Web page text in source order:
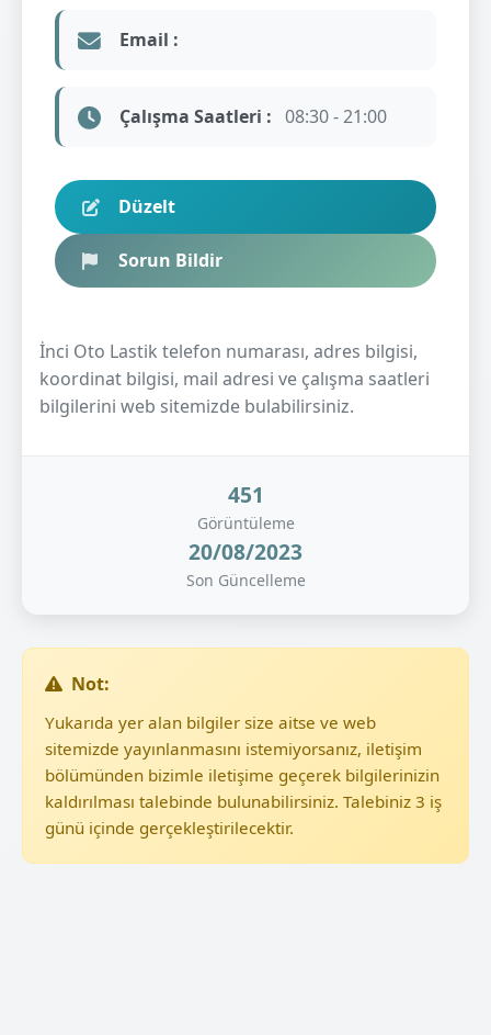
Email :
Çalışma Saatleri : 08:30 - 21:00
Düzelt
Sorun Bildir
İnci Oto Lastik telefon numarası, adres bilgisi,
koordinat bilgisi, mail adresi ve çalışma saatleri
bilgilerini web sitemizde bulabilirsiniz.
451
Görüntüleme
20/08/2023
Son Güncelleme
Not:
Yukarıda yer alan bilgiler size aitse ve web
sitemizde yayınlanmasını istemiyorsanız, iletişim
bölümünden bizimle iletişime geçerek bilgilerinizin
kaldırılması talebinde bulunabilirsiniz. Talebiniz 3 iş
günü içinde gerçekleştirilecektir.